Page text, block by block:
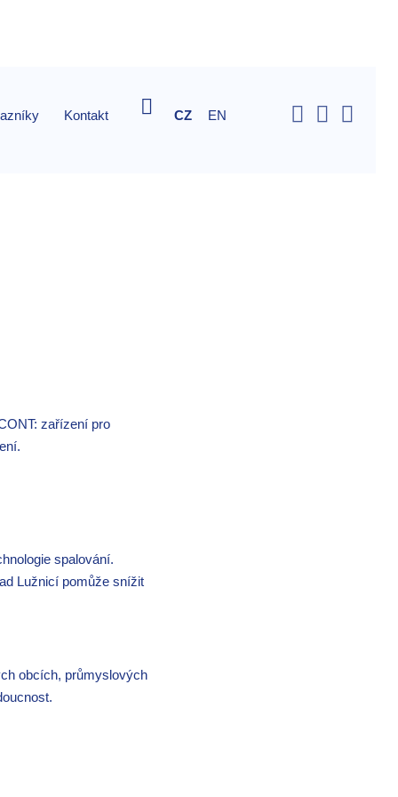
Kontakt CZ EN
zařízení pro
spalování.
Lužnicí pomůže snížit
obcích, průmyslových